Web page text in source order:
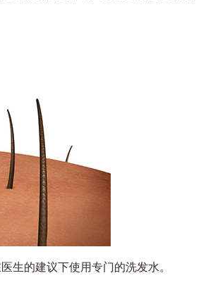
的建议下使用专门的洗发水。